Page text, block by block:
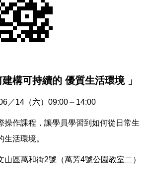
構可持續的 優質生活環境 」
／14（六）09:00～14:00
操作課程，讓學員學習到如何從日常生
活環境。
山區萬和街2號（萬芳4號公園教室二）